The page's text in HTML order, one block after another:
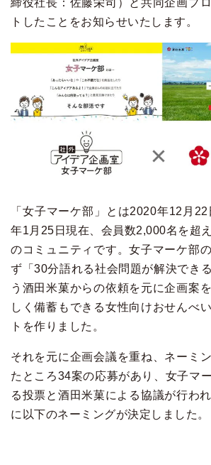
締役社長：佐藤栄司）と共同企画プ
トしたことをお知らせいたします。
「女子マーケ部」とは2020年12月
年1月25日現在、会員数2,000名を超
のコミュニティです。女子マーケ部
ず「30分語れる社会問題が解決でき
う酒田米菓からの依頼を元に企画案
しく備蓄もできる女性向けおせんべ
トを作りました。
それを元に企画会議を重ね、ネーミ
たところ34案の応募があり、女子マ
る投票と酒田米菓による協議が行わ
に以下のネーミングが決定しました。